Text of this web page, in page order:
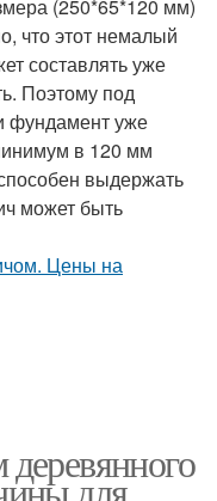
(250*65*120 мм)
что этот немалый
составлять уже
Поэтому под
фундамент уже
в 120 мм
выдержать
может быть